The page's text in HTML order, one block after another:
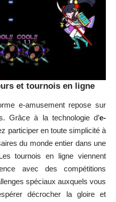
et tournois en ligne
e-amusement repose sur
Grâce à la technologie d’e-
participer en toute simplicité à
du monde entier dans une
tournois en ligne viennent
avec des compétitions
spéciaux auxquels vous
décrocher la gloire et